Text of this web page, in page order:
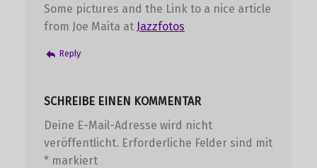
Some pictures and the Link to a nice article
from Joe Maita at Jazzfotos
Reply
SCHREIBE EINEN KOMMENTAR
Deine E-Mail-Adresse wird nicht
veröffentlicht. Erforderliche Felder sind mit
*markiert